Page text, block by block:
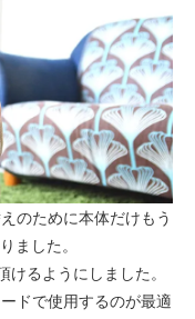
のために本体だけもう
ました。
けるようにしました。
ドで使用するのが最適